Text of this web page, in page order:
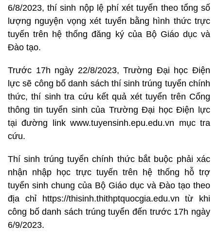
6/8/2023, thí sinh nộp lệ phí xét tuyển theo tổng số
lượng nguyện vọng xét tuyển bằng hình thức trực
tuyến trên hệ thống đăng ký của Bộ Giáo dục và
Đào tạo.
Trước 17h ngày 22/8/2023, Trường Đại học Điện
lực sẽ công bố danh sách thí sinh trúng tuyển chính
thức, thí sinh tra cứu kết quả xét tuyển trên Cổng
thông tin tuyển sinh của Trường Đại học Điện lực
tại đường link www.tuyensinh.epu.edu.vn mục tra
cứu.
Thí sinh trúng tuyển chính thức bắt buộc phải xác
nhận nhập học trực tuyến trên hệ thống hỗ trợ
tuyển sinh chung của Bộ Giáo dục và Đào tạo theo
địa chỉ https://thisinh.thithptquocgia.edu.vn từ khi
công bố danh sách trúng tuyển đến trước 17h ngày
6/9/2023.